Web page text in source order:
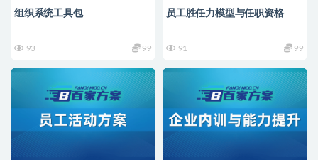
组织系统工具包
93 99
员工胜任力模型与任职资格
91 99